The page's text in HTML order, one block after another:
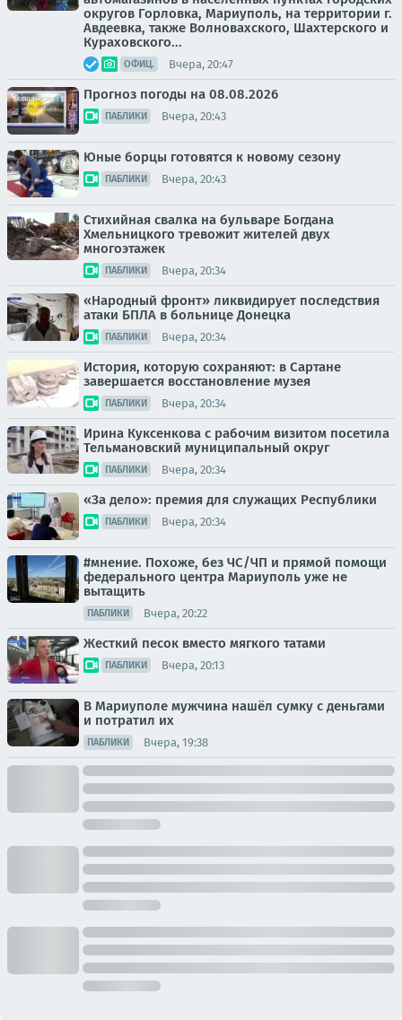
округов Горловка, Мариуполь, на территории г.
Авдеевка, также Волновахского, Шахтерского и
Кураховского...
ОФИЦ. Вчера, 20:47
Прогноз погоды на 08.08.2026
ПАБЛИКИ Вчера, 20:43
Юные борцы готовятся к новому сезону
ПАБЛИКИ Вчера, 20:43
Стихийная свалка на бульваре Богдана
Хмельницкого тревожит жителей двух
многоэтажек
ПАБЛИКИ Вчера, 20:34
«Народный фронт» ликвидирует последствия
атаки БПЛА в больнице Донецка
ПАБЛИКИ Вчера, 20:34
История, которую сохраняют: в Сартане
завершается восстановление музея
ПАБЛИКИ Вчера, 20:34
Ирина Куксенкова с рабочим визитом посетила
Тельмановский муниципальный округ
ПАБЛИКИ Вчера, 20:34
«За дело»: премия для служащих Республики
ПАБЛИКИ Вчера, 20:34
#мнение. Похоже, без ЧС/ЧП и прямой помощи
федерального центра Мариуполь уже не
вытащить
ПАБЛИКИ Вчера, 20:22
Жесткий песок вместо мягкого татами
ПАБЛИКИ Вчера, 20:13
В Мариуполе мужчина нашёл сумку с деньгами
и потратил их
ПАБЛИКИ Вчера, 19:38